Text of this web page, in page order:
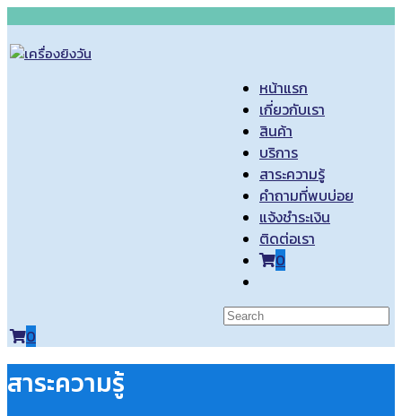
content
หน้าแรก
เกี่ยวกับเรา
สินค้า
บริการ
สาระความรู้
คำถามที่พบบ่อย
แจ้งชำระเงิน
ติดต่อเรา
0
website
search
0
สาระความรู้